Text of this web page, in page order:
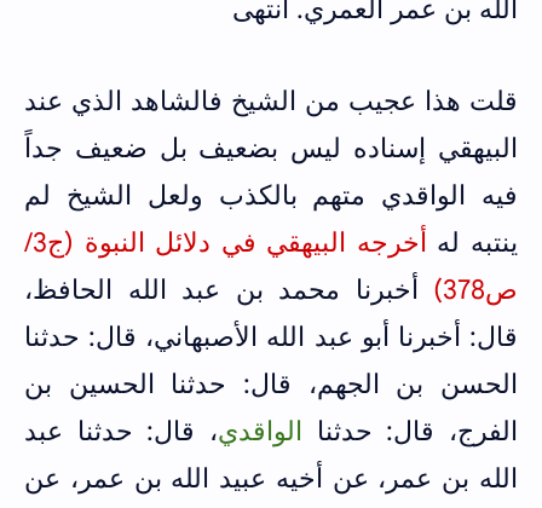
الله بن عمر العمري. انتهى
قلت هذا عجيب من الشيخ فالشاهد الذي عند
البيهقي إسناده ليس بضعيف بل ضعيف جداً
فيه الواقدي متهم بالكذب ولعل الشيخ لم
ينتبه له
أخرجه البيهقي في دلائل النبوة (ج3/
ص378)
أخبرنا محمد بن عبد الله الحافظ،
قال: أخبرنا أبو عبد الله الأصبهاني، قال: حدثنا
الحسن بن الجهم، قال: حدثنا الحسين بن
الفرج، قال: حدثنا الواقدي، قال: حدثنا عبد
الله بن عمر، عن أخيه عبيد الله بن عمر، عن